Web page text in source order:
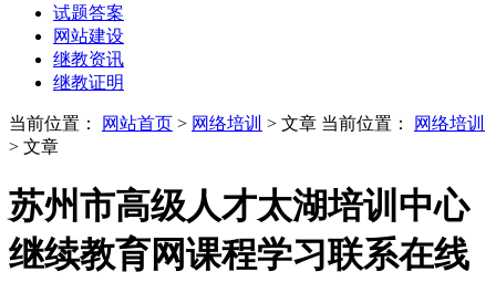
试题答案
网站建设
继教资讯
继教证明
当前位置： 网站首页 > 网络培训 > 文章 当前位置：
网络培训
> 文章
苏州市高级人才太湖培训中心
继续教育网课程学习联系在线